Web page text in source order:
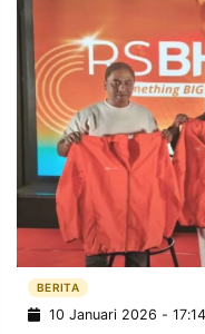
DAERAH
MANCA SPORT
INFORMASI
PRIVACY
POLICY
INFORMASI
IKLAN
PENGADUAN TERM
BERITA
10 Januari 2026 -